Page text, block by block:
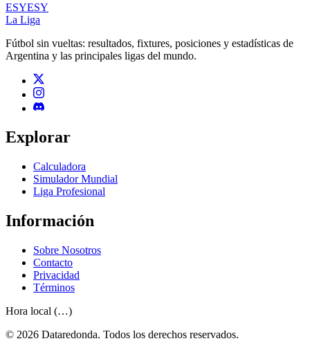
ESYESY
La Liga
Fútbol sin vueltas: resultados, fixtures, posiciones y estadísticas de
Argentina y las principales ligas del mundo.
Explorar
Calculadora
Simulador Mundial
Liga Profesional
Información
Sobre Nosotros
Contacto
Privacidad
Términos
Hora local (…)
© 2026 Dataredonda. Todos los derechos reservados.